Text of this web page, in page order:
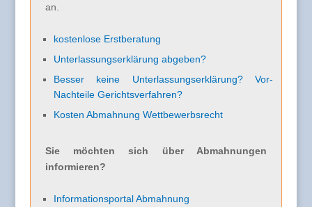
an.
kostenlose Erstberatung
Unterlassungserklärung abgeben?
Besser keine Unterlassungserklärung? Vor-
Nachteile Gerichtsverfahren?
Kosten Abmahnung Wettbewerbsrecht
Sie möchten sich über Abmahnungen
informieren?
Informationsportal Abmahnung